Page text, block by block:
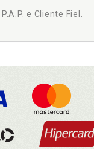
e Cliente Fiel.